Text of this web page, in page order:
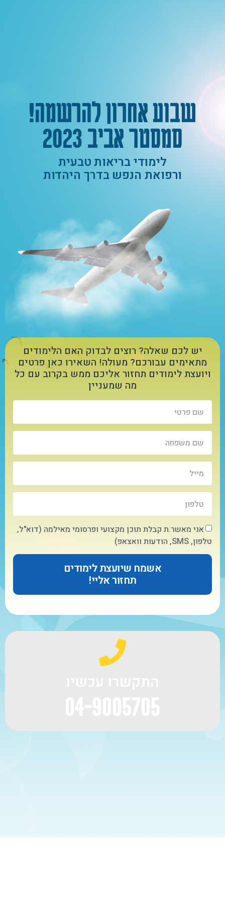
שבוע אחרון להרשמה!
סמסטר אביב 2023
לימודי בריאות טבעית
ורפואת הנפש בדרך היהדות
יש לכם שאלה? רוצים לבדוק האם הלימודים
מתאימים עבורכם? מעולה! השאירו כאן פרטים
ויועצת לימודים תחזור אליכם ממש בקרוב עם כל
מה שמעניין
אני מאשר.ת קבלת תוכן מקצועי ופרסומי מאילמה (דוא"ל,
טלפון, SMS, הודעות וואצאפ)
אשמח שיועצת לימודים
תחזור אליי!